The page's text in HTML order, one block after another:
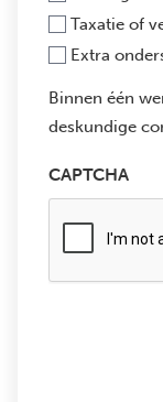
Taxatie of
Extra
Binnen één
deskundige
CAPTCHA